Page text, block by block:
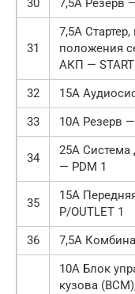
30 7,5А Резерв
31
7,5А
положения
АКП — START
32
15А
33
10А Резерв —
34
25А Система
— PDM 1
35
15А
P/OUTLET 1
36
7,5А
10А Блок
кузова